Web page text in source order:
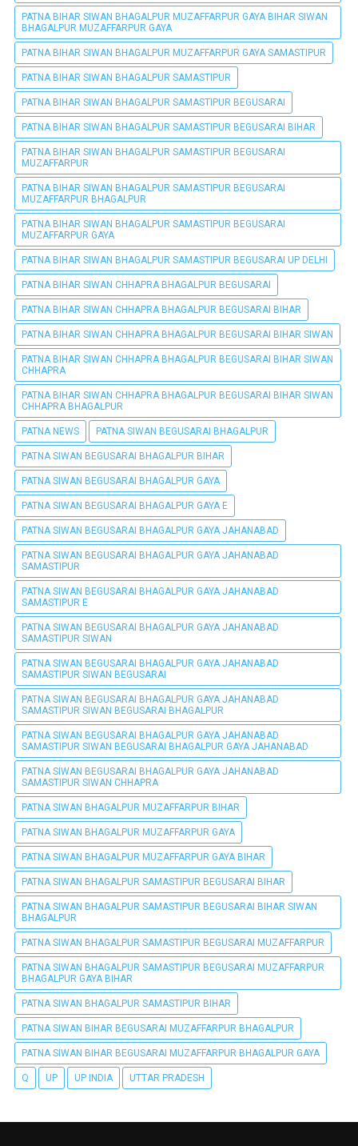
PATNA BIHAR SIWAN BHAGALPUR MUZAFFARPUR GAYA BIHAR SIWAN
BHAGALPUR MUZAFFARPUR GAYA
PATNA BIHAR SIWAN BHAGALPUR MUZAFFARPUR GAYA SAMASTIPUR
PATNA BIHAR SIWAN BHAGALPUR SAMASTIPUR
PATNA BIHAR SIWAN BHAGALPUR SAMASTIPUR BEGUSARAI
PATNA BIHAR SIWAN BHAGALPUR SAMASTIPUR BEGUSARAI BIHAR
PATNA BIHAR SIWAN BHAGALPUR SAMASTIPUR BEGUSARAI
MUZAFFARPUR
PATNA BIHAR SIWAN BHAGALPUR SAMASTIPUR BEGUSARAI
MUZAFFARPUR BHAGALPUR
PATNA BIHAR SIWAN BHAGALPUR SAMASTIPUR BEGUSARAI
MUZAFFARPUR GAYA
PATNA BIHAR SIWAN BHAGALPUR SAMASTIPUR BEGUSARAI UP DELHI
PATNA BIHAR SIWAN CHHAPRA BHAGALPUR BEGUSARAI
PATNA BIHAR SIWAN CHHAPRA BHAGALPUR BEGUSARAI BIHAR
PATNA BIHAR SIWAN CHHAPRA BHAGALPUR BEGUSARAI BIHAR SIWAN
PATNA BIHAR SIWAN CHHAPRA BHAGALPUR BEGUSARAI BIHAR SIWAN
CHHAPRA
PATNA BIHAR SIWAN CHHAPRA BHAGALPUR BEGUSARAI BIHAR SIWAN
CHHAPRA BHAGALPUR
PATNA NEWS PATNA SIWAN BEGUSARAI BHAGALPUR
PATNA SIWAN BEGUSARAI BHAGALPUR BIHAR
PATNA SIWAN BEGUSARAI BHAGALPUR GAYA
PATNA SIWAN BEGUSARAI BHAGALPUR GAYA E
PATNA SIWAN BEGUSARAI BHAGALPUR GAYA JAHANABAD
PATNA SIWAN BEGUSARAI BHAGALPUR GAYA JAHANABAD
SAMASTIPUR
PATNA SIWAN BEGUSARAI BHAGALPUR GAYA JAHANABAD
SAMASTIPUR E
PATNA SIWAN BEGUSARAI BHAGALPUR GAYA JAHANABAD
SAMASTIPUR SIWAN
PATNA SIWAN BEGUSARAI BHAGALPUR GAYA JAHANABAD
SAMASTIPUR SIWAN BEGUSARAI
PATNA SIWAN BEGUSARAI BHAGALPUR GAYA JAHANABAD
SAMASTIPUR SIWAN BEGUSARAI BHAGALPUR
PATNA SIWAN BEGUSARAI BHAGALPUR GAYA JAHANABAD
SAMASTIPUR SIWAN BEGUSARAI BHAGALPUR GAYA JAHANABAD
PATNA SIWAN BEGUSARAI BHAGALPUR GAYA JAHANABAD
SAMASTIPUR SIWAN CHHAPRA
PATNA SIWAN BHAGALPUR MUZAFFARPUR BIHAR
PATNA SIWAN BHAGALPUR MUZAFFARPUR GAYA
PATNA SIWAN BHAGALPUR MUZAFFARPUR GAYA BIHAR
PATNA SIWAN BHAGALPUR SAMASTIPUR BEGUSARAI BIHAR
PATNA SIWAN BHAGALPUR SAMASTIPUR BEGUSARAI BIHAR SIWAN
BHAGALPUR
PATNA SIWAN BHAGALPUR SAMASTIPUR BEGUSARAI MUZAFFARPUR
PATNA SIWAN BHAGALPUR SAMASTIPUR BEGUSARAI MUZAFFARPUR
BHAGALPUR GAYA BIHAR
PATNA SIWAN BHAGALPUR SAMASTIPUR BIHAR
PATNA SIWAN BIHAR BEGUSARAI MUZAFFARPUR BHAGALPUR
PATNA SIWAN BIHAR BEGUSARAI MUZAFFARPUR BHAGALPUR GAYA
Q UP UP INDIA UTTAR PRADESH